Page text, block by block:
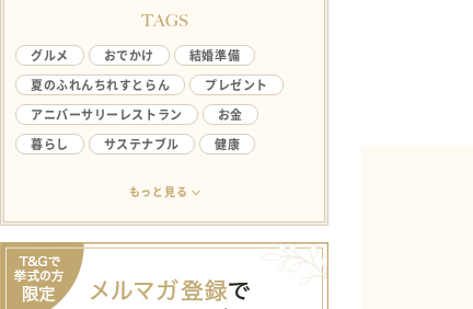
TAGS
グルメ おでかけ
結婚準備
夏のふれんちれすとらん
プレゼント
アニバーサリーレストラン
お金
暮らし
サステナブル
健康
もっと見る